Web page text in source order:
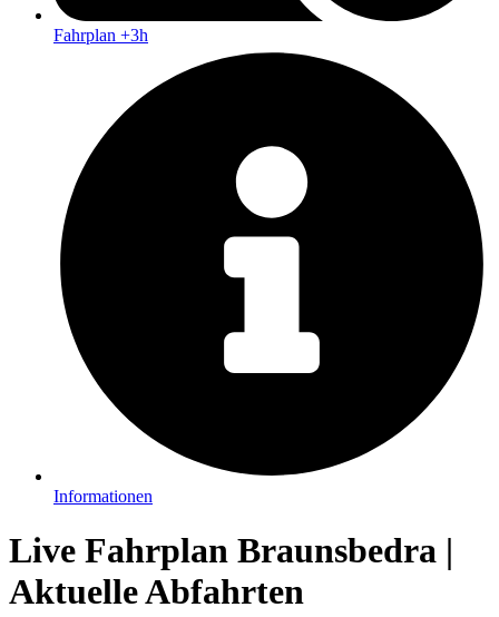
Fahrplan +3h
Informationen
Live Fahrplan Braunsbedra |
Aktuelle Abfahrten